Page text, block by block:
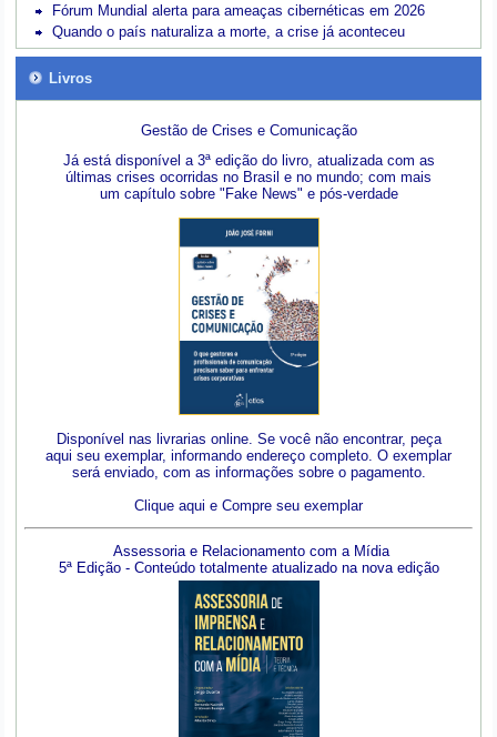
Fórum Mundial alerta para ameaças cibernéticas em 2026
Quando o país naturaliza a morte, a crise já aconteceu
Livros
Gestão de Crises e Comunicação
Já está disponível a 3ª edição do livro, atualizada com as
últimas crises ocorridas no Brasil e no mundo; com mais
um capítulo sobre "Fake News" e pós-verdade
Disponível nas livrarias online. Se você não encontrar, peça
aqui seu exemplar, informando endereço completo. O exemplar
será enviado, com as informações sobre o pagamento.
Clique aqui e Compre seu exemplar
Assessoria e Relacionamento com a Mídia
5ª Edição - Conteúdo totalmente atualizado na nova edição